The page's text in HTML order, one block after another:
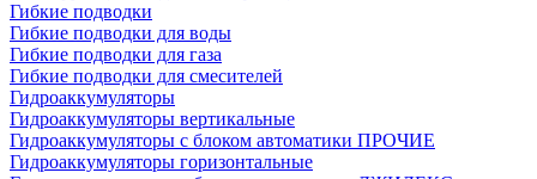
Гибкие подводки
Гибкие подводки для воды
Гибкие подводки для газа
Гибкие подводки для смесителей
Гидроаккумуляторы
Гидроаккумуляторы вертикальные
Гидроаккумуляторы с блоком автоматики ПРОЧИЕ
Гидроаккумуляторы горизонтальные